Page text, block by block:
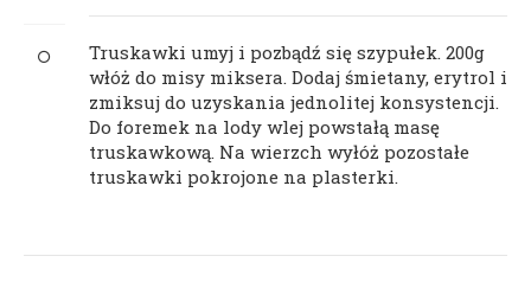
Truskawki umyj i pozbądź się szypułek. 200g
włóż do misy miksera. Dodaj śmietany, erytrol i
zmiksuj do uzyskania jednolitej konsystencji.
Do foremek na lody wlej powstałą masę
truskawkową. Na wierzch wyłóż pozostałe
truskawki pokrojone na plasterki.